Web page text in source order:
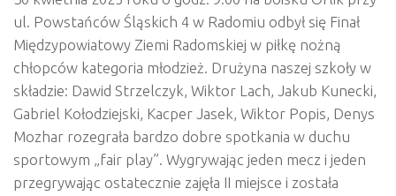
ul. Powstańców Śląskich 4 w Radomiu odbył się Finał
Międzypowiatowy Ziemi Radomskiej w piłkę nożną
chłopców kategoria młodzież. Drużyna naszej szkoły w
składzie: Dawid Strzelczyk, Wiktor Lach, Jakub Kunecki,
Gabriel Kołodziejski, Kacper Jasek, Wiktor Popis, Denys
Mozhar rozegrała bardzo dobre spotkania w duchu
sportowym „fair play”. Wygrywając jeden mecz i jeden
przegrywając ostatecznie zajęła II miejsce i została